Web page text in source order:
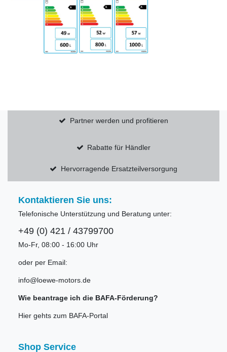
Partner werden und profitieren
Rabatte für Händler
Hervorragende Ersatzteilversorgung
Kontaktieren Sie uns:
Telefonische Unterstützung und Beratung unter:
+49 (0) 421 / 43799700
Mo-Fr, 08:00 - 16:00 Uhr
oder per Email:
info@loewe-motors.de
Wie beantrage ich die BAFA-Förderung?
Hier gehts zum BAFA-Portal
Shop Service